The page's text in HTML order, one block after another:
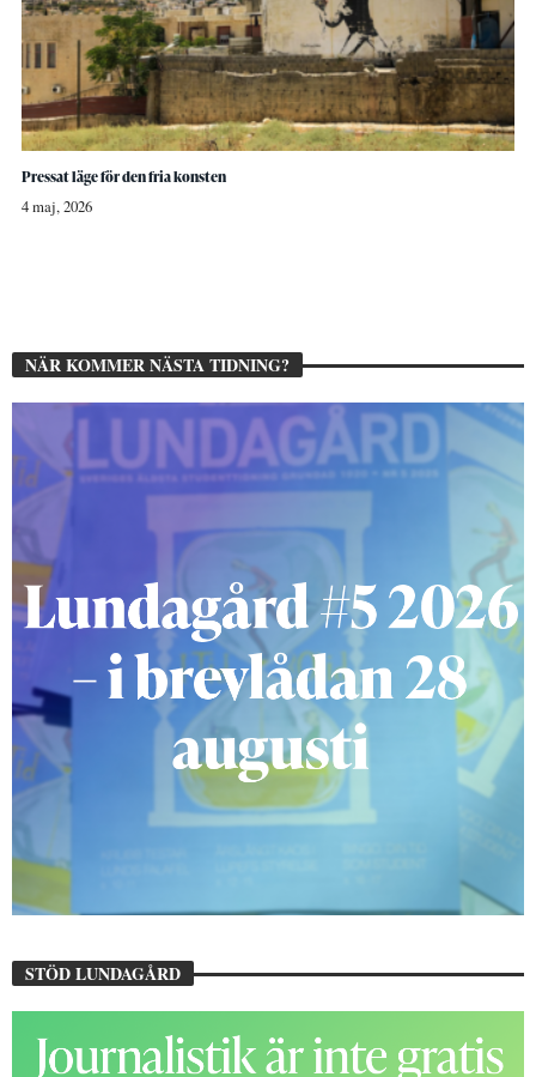
Pressat läge för den fria konsten
4 maj, 2026
NÄR KOMMER NÄSTA TIDNING?
STÖD LUNDAGÅRD